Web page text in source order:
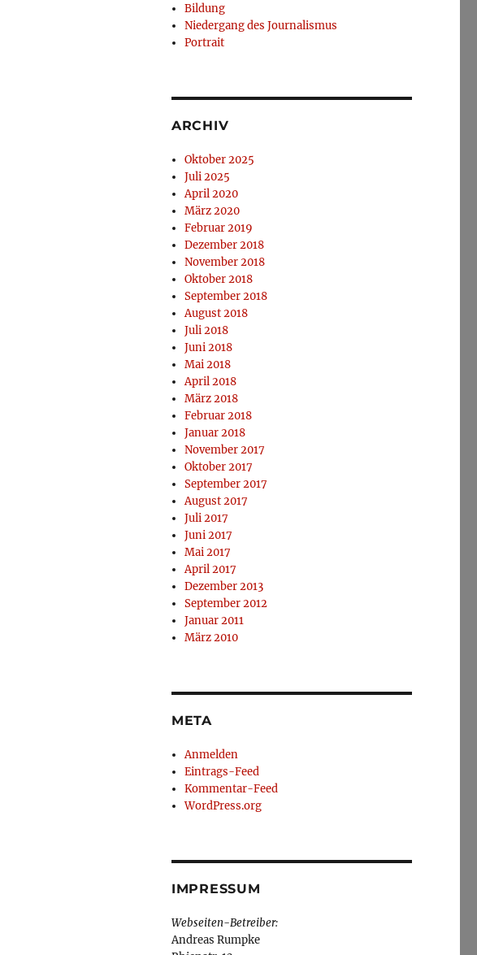
Bildung
Niedergang des Journalismus
Portrait
ARCHIV
Oktober 2025
Juli 2025
April 2020
März 2020
Februar 2019
Dezember 2018
November 2018
Oktober 2018
September 2018
August 2018
Juli 2018
Juni 2018
Mai 2018
April 2018
März 2018
Februar 2018
Januar 2018
November 2017
Oktober 2017
September 2017
August 2017
Juli 2017
Juni 2017
Mai 2017
April 2017
Dezember 2013
September 2012
Januar 2011
März 2010
META
Anmelden
Eintrags-Feed
Kommentar-Feed
WordPress.org
IMPRESSUM
Webseiten-Betreiber:
Andreas Rumpke